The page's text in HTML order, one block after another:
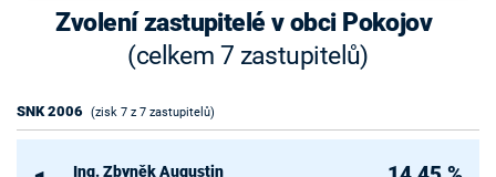
Zvolení zastupitelé v obci Pokojov
(celkem 7 zastupitelů)
SNK 2006 (zisk 7 z 7 zastupitelů)
Ing. Zbyněk Augustin